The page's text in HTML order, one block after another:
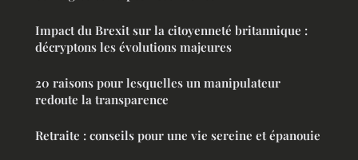
Impact du Brexit sur la citoyenneté britannique :
décryptons les évolutions majeures
20 raisons pour lesquelles un manipulateur
redoute la transparence
Retraite : conseils pour une vie sereine et épanouie